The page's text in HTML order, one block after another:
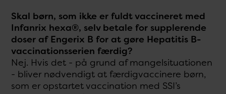
Skal børn, som ikke er fuldt vaccineret med
Infanrix hexa®, selv betale for supplerende
doser af Engerix B for at gøre Hepatitis B-
vaccinationsserien færdig?
Nej. Hvis det - på grund af mangelsituationen
- bliver nødvendigt at færdigvaccinere børn,
som er opstartet vaccination med SSI’s